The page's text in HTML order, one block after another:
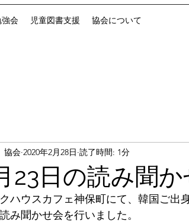
強会 児童図書支援 協会について
23日の読み聞
協会 2020年2月28日 読了時間: 1分
ハウスカフェ神保町にて、韓国ご出
み聞かせ会を行いました。